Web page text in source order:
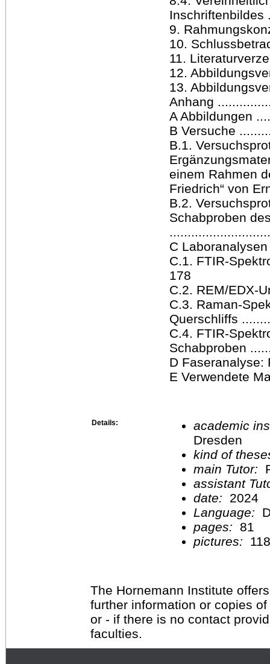
Inschriftenbildes
9.
10.
11.
12.
13.
Anhang
A Abbildungen
B Versuche
B.1.
einem Rahmen
Friedrich“ von
B.2.
Schabproben
C
C.1. FTIR-
178
C.2. REM/EDX-
C.3. Raman-
Querschliffs
C.4. FTIR-
Schabproben
D Faseranalyse:
E Verwendete
Details:
academic
Dresden
kind of
main Tutor:
assistant
date:
2024
Language:
pages:
81
pictures:
118
The Hornemann Institute
further information or copies
or - if there is no contact
faculties.